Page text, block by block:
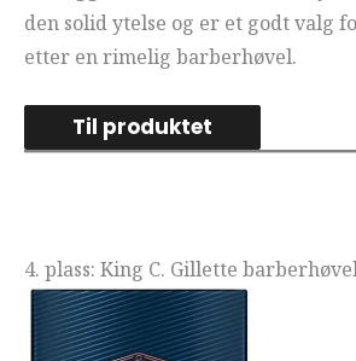
den solid ytelse og er et godt valg
etter en rimelig barberhøvel.
Til produktet
4. plass: King C. Gillette